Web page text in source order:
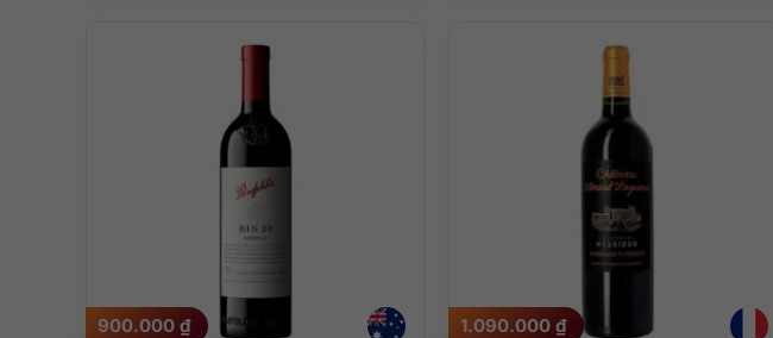
900.000 ₫ 1.090.000 ₫